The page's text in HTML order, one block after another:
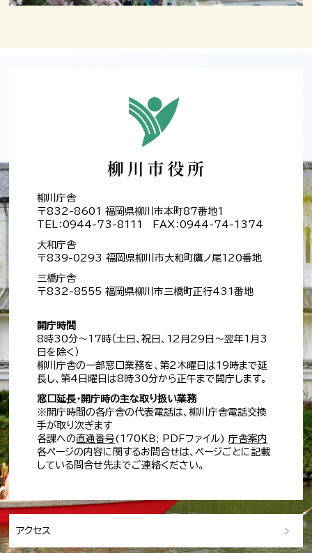
柳川庁舎
〒832-8601 福岡県柳川市本町87番地1
TEL：0944-73-8111 FAX：0944-74-1374
大和庁舎
〒839-0293 福岡県柳川市大和町鷹ノ尾120番地
三橋庁舎
〒832-8555 福岡県柳川市三橋町正行431番地
開庁時間
8時30分～17時（土日、祝日、12月29日～翌年1月3
日を除く）
柳川庁舎の一部窓口業務を、第2木曜日は19時まで延
長し、第4日曜日は8時30分から正午まで開庁します。
窓口延長・開庁時の主な取り扱い業務
※開庁時間の各庁舎の代表電話は、柳川庁舎電話交換
手が取り次ぎます
各課への直通番号(170KB; PDFファイル)庁舎案内
各ページの内容に関するお問合せは、ページごとに記載
している問合せ先までご連絡ください。
アクセス